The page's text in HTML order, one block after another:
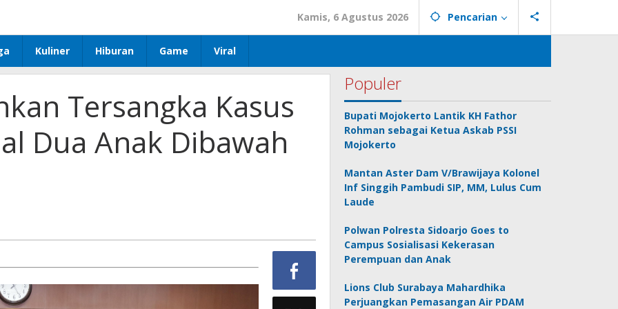
Kamis, 6 Agustus 2026 Pencarian
Kuliner Hiburan Game Viral
Tersangka Kasus
Dua Anak Dibawah
Populer
Bupati Mojokerto Lantik KH Fathor
Rohman sebagai Ketua Askab PSSI
Mojokerto
Mantan Aster Dam V/Brawijaya Kolonel
Inf Singgih Pambudi SIP, MM, Lulus Cum
Laude
Polwan Polresta Sidoarjo Goes to
Campus Sosialisasi Kekerasan
Perempuan dan Anak
Lions Club Surabaya Mahardhika
Perjuangkan Pemasangan Air PDAM